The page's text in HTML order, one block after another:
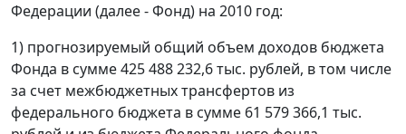
Федерации (далее - Фонд) на 2010 год:
1) прогнозируемый общий объем доходов бюджета
Фонда в сумме 425 488 232,6 тыс. рублей, в том числе
за счет межбюджетных трансфертов из
федерального бюджета в сумме 61 579 366,1 тыс.